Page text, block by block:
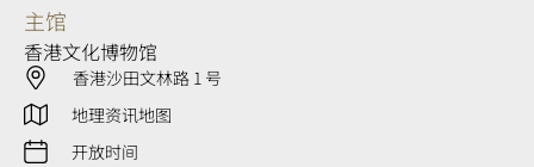
主馆
香港文化博物馆
香港沙田文林路 1 号
地理资讯地图
开放时间